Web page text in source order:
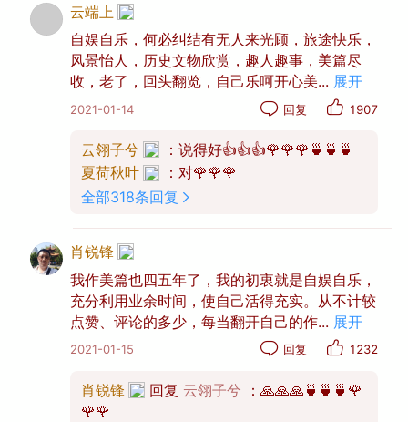
一：确定深耕的创作领域
想要成为一个极具吸引力的美篇账号，首先要做
找到自己擅长的创作领域。
那么，我们该如何选择创作领域呢？
的兴趣领域来确定一两个最佳的方向。
云端上
自娱自乐，何必纠结有无人来光顾，旅途快乐，
风景怡人，历史文物欣赏，趣人趣事，美篇尽
收，老了，回头翻览，自己乐呵开心美... 展开
2021-01-14 回复 1907
云翎子兮
：说得好👍👍👍🌹🌹🌹🍵🍵🍵
夏荷秋叶
：对🌹🌹🌹
全部318条回复
肖锐锋
我作美篇也四五年了，我的初衷就是自娱自乐，
充分利用业余时间，使自己活得充实。从不计较
点赞、评论的多少，每当翻开自己的作... 展开
2021-01-15 回复 1232
肖锐锋 回复 云翎子兮
：🙏🙏🙏🍵🍵🍵🌹
🌹🌹